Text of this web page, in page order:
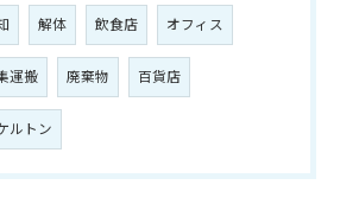
解体 飲食店 オフィス
運搬 廃棄物 百貨店
ルトン